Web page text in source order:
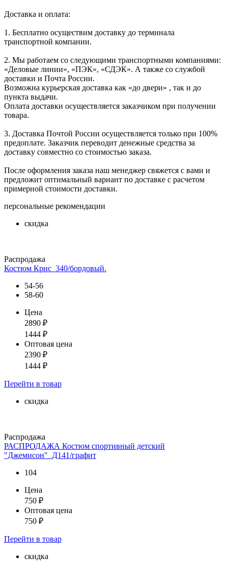
Доставка и оплата:
1. Бесплатно осуществим доставку до терминала
транспортной компании.
2. Мы работаем со следующими транспортными компаниями:
«Деловые линии», «ПЭК», «СДЭК». А также со службой
доставки и Почта России.
Возможна курьерская доставка как «до двери» , так и до
пункта выдачи.
Оплата доставки осуществляется заказчиком при получении
товара.
3. Доставка Почтой России осуществляется только при 100%
предоплате. Заказчик переводит денежные средства за
доставку совместно со стоимостью заказа.
После оформления заказа наш менеджер свяжется с вами и
предложит оптимальный вариант по доставке с расчетом
примерной стоимости доставки.
персональные рекомендации
скидка
Распродажа
Костюм Крис_340/бордовый.
54-56
58-60
Цена
2890 ₽
1444 ₽
Оптовая цена
2390 ₽
1444 ₽
Перейти в товар
скидка
Распродажа
РАСПРОДАЖА Костюм спортивный детский
"Джемисон"_Д141/графит
104
Цена
750 ₽
Оптовая цена
750 ₽
Перейти в товар
скидка